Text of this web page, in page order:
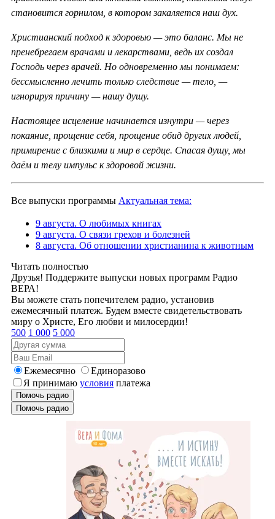
становится горнилом, в котором закаляется наш дух.
Христианский подход к здоровью — это баланс. Мы не
пренебрегаем врачами и лекарствами, ведь их создал
Господь через врачей. Но одновременно мы понимаем:
бессмысленно лечить только следствие — тело, —
игнорируя причину — нашу душу.
Настоящее исцеление начинается изнутри — через
покаяние, прощение себя, прощение обид других людей,
примирение с близкими и мир в сердце. Спасая душу, мы
даём и телу импульс к здоровой жизни.
Все выпуски программы Актуальная тема:
9 августа. О любимых книгах
9 августа. О связи грехов и болезней
8 августа. Об отношении христианина к животным
Читать полностью
Друзья! Поддержите выпуски новых программ Радио
ВЕРА!
Вы можете стать попечителем радио, установив
ежемесячный платеж. Будем вместе свидетельствовать
миру о Христе, Его любви и милосердии!
500 1 000 5 000
Ежемесячно
Единоразово
Я принимаю условия платежа
Помочь радио
Помочь радио